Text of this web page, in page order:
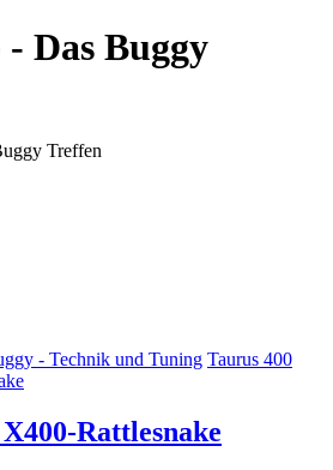
Das Buggy
Treffen
- Technik und Tuning Taurus 400
Rattlesnake